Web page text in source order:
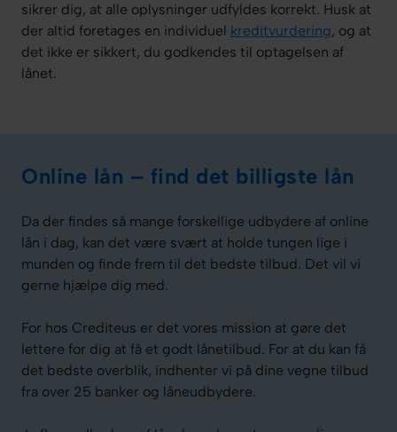
sikrer dig, at alle oplysninger udfyldes korrekt. Husk at
der altid foretages en individuel kreditvurdering, og at
det ikke er sikkert, du godkendes til optagelsen af
lånet.
Online lån – find det billigste lån
Da der findes så mange forskellige udbydere af online
lån i dag, kan det være svært at holde tungen lige i
munden og finde frem til det bedste tilbud. Det vil vi
gerne hjælpe dig med.
For hos Crediteus er det vores mission at gøre det
lettere for dig at få et godt lånetilbud. For at du kan få
det bedste overblik, indhenter vi på dine vegne tilbud
fra over 25 banker og låneudbydere.